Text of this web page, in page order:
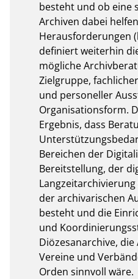
besteht und ob eine
Archiven dabei
Herausforderungen
definiert weiterhin
mögliche
Zielgruppe,
und personeller
Organisationsform.
Ergebnis, dass
Bereichen der
Bereitstellung, der
der archivarischen
besteht und die
und
Diözesanarchive,
Vereine und
Orden sinnvoll wäre.